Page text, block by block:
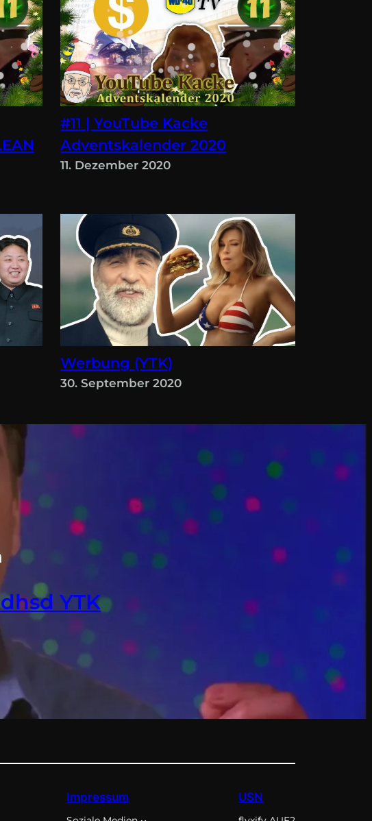
#11 | YouTube Kacke
Adventskalender 2020
11. Dezember 2020
Werbung (YTK)
30. September 2020
YTK
Impressum USN